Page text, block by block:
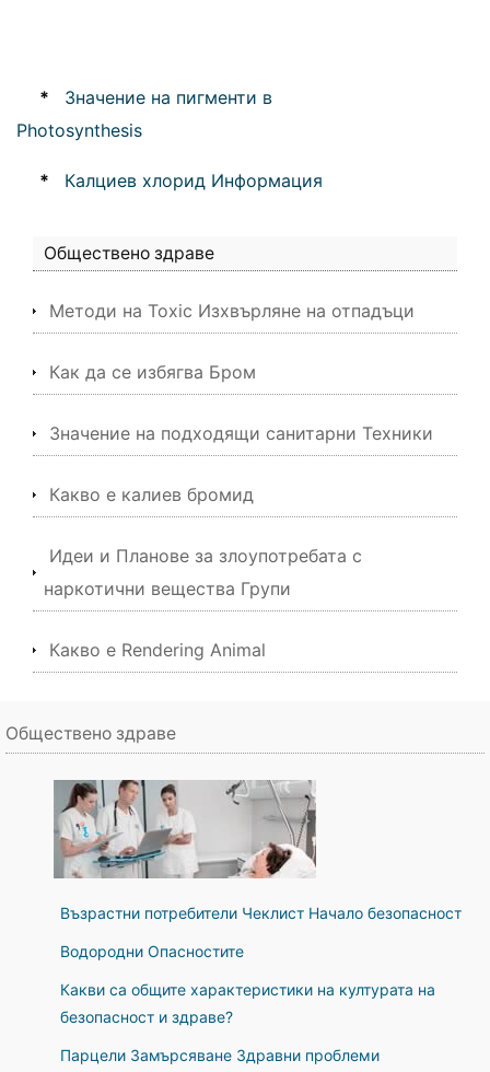
*
Значение на пигменти в
Photosynthesis
* Калциев хлорид Информация
Обществено здраве
Методи на Toxic Изхвърляне на отпадъци
Как да се избягва Бром
Значение на подходящи санитарни Техники
Какво е калиев бромид
Идеи и Планове за злоупотребата с
наркотични вещества Групи
Какво е Rendering Animal
Обществено здраве
Възрастни потребители Чеклист Начало безопасност
Водородни Опасностите
Какви са общите характеристики на културата на
безопасност и здраве?
Парцели Замърсяване Здравни проблеми